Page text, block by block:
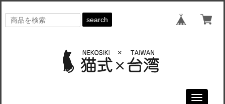
search
Toggle